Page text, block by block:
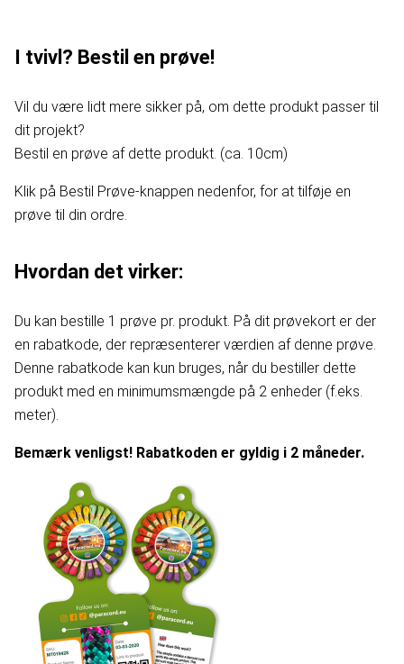
I tvivl? Bestil en prøve!
Vil du være lidt mere sikker på, om dette produkt passer til
dit projekt?
Bestil en prøve af dette produkt. (ca. 10cm)
Klik på Bestil Prøve-knappen nedenfor, for at tilføje en
prøve til din ordre.
Hvordan det virker:
Du kan bestille 1 prøve pr. produkt. På dit prøvekort er der
en rabatkode, der repræsenterer værdien af denne prøve.
Denne rabatkode kan kun bruges, når du bestiller dette
produkt med en minimumsmængde på 2 enheder (f.eks.
meter).
Bemærk venligst! Rabatkoden er gyldig i 2 måneder.